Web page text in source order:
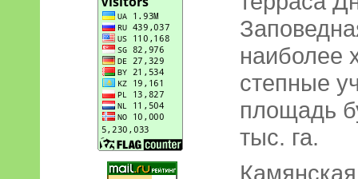
наиболее
степные
площадь
тыс. га.